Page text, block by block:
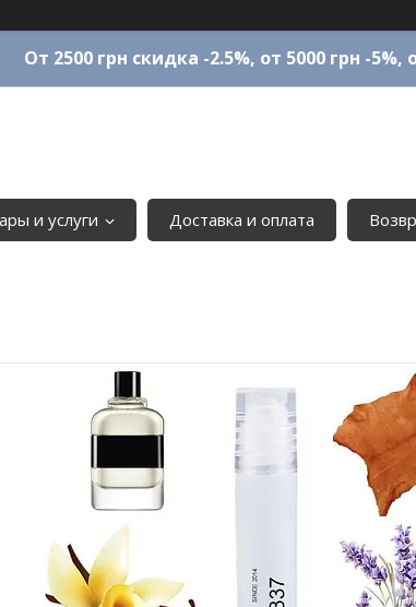
От 2500 грн скидка -2.5%, от 5000 грн -5%,
и услуги Доставка и оплата